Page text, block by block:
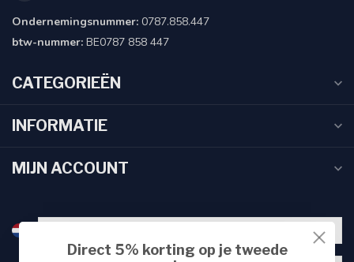
Ondernemingsnummer: 0787.858.447
btw-nummer: BE0787 858 447
CATEGORIEËN
INFORMATIE
MIJN ACCOUNT
Direct 5% korting op je tweede